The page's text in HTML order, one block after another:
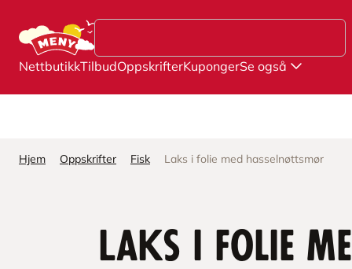
NettbutikkTilbudOppskrifterKupongerSe også
Hjem Oppskrifter Fisk Laks i folie med hasselnøttsmør
Laks i folie